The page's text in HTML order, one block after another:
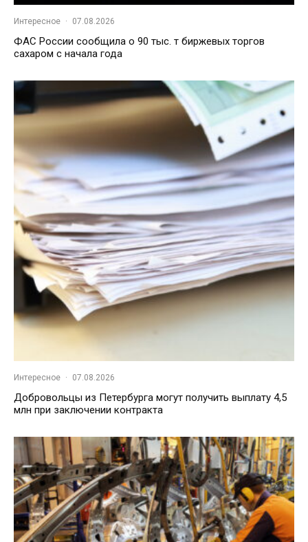
Интересное · 07.08.2026
ФАС России сообщила о 90 тыс. т биржевых торгов
сахаром с начала года
Интересное · 07.08.2026
Добровольцы из Петербурга могут получить выплату 4,5
млн при заключении контракта